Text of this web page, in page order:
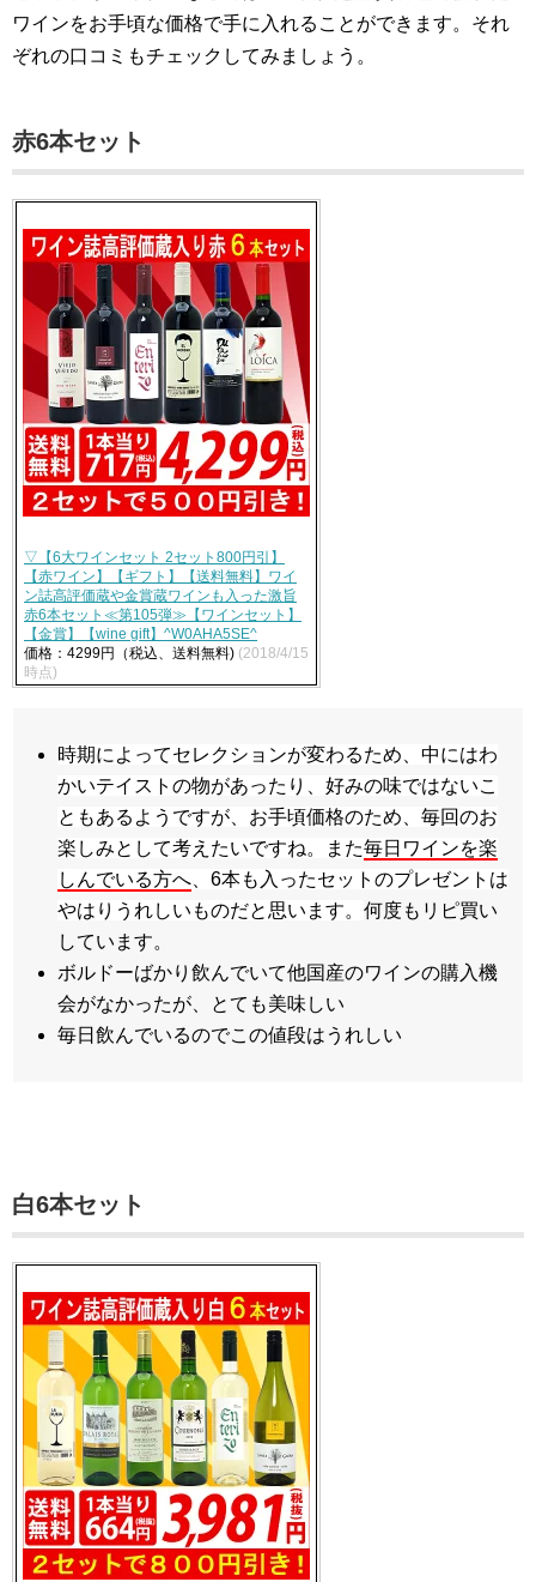
ワインをお手頃な価格で手に入れることができます。それ
ぞれの口コミもチェックしてみましょう。
赤6本セット
▽【6大ワインセット 2セット800円引】
【赤ワイン】【ギフト】【送料無料】ワイ
ン誌高評価蔵や金賞蔵ワインも入った激旨
赤6本セット≪第105弾≫【ワインセット】
【金賞】【wine gift】^W0AHA5SE^
価格：4299円（税込、送料無料) (2018/4/15
時点)
時期によってセレクションが変わるため、中にはわ
かいテイストの物があったり、好みの味ではないこ
ともあるようですが、お手頃価格のため、毎回のお
楽しみとして考えたいですね。また毎日ワインを楽
しんでいる方へ 、6本も入ったセットのプレゼントは
やはりうれしいものだと思います。何度もリピ買い
しています。
ボルドーばかり飲んでいて他国産のワインの購入機
会がなかったが、とても美味しい
毎日飲んでいるのでこの値段はうれしい
白6本セット